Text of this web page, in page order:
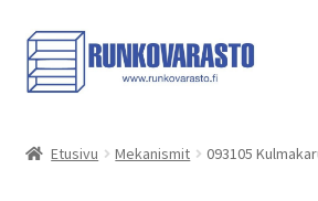
Siirry
navigointiin
Siirry
sisältöön
Etusivu Mekanismit 093105